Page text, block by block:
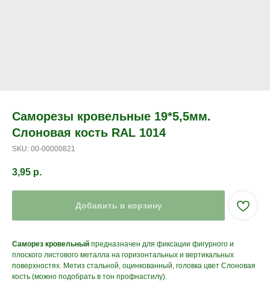
Саморезы кровельные 19*5,5мм.
Слоновая кость RAL 1014
SKU: 00-00000821
3,95 р.
Добавить в корзину
Саморез кровельный предназначен для фиксации фигурного и
плоского листового металла на горизонтальных и вертикальных
поверхностях. Метиз стальной, оцинкованный, головка цвет Слоновая
кость (можно подобрать в тон профнастилу).